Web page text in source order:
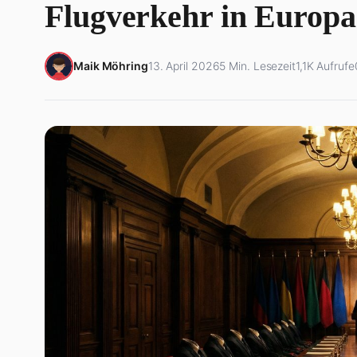
Flugverkehr in Europa
Maik Möhring13. April 20265 Min. Lesezeit1,1K Aufrufe